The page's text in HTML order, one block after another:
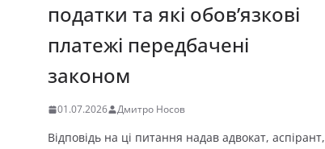
податки та які обов’язкові
платежі передбачені
законом
01.07.2026 Дмитро Носов
Відповідь на ці питання надав адвокат, аспірант,